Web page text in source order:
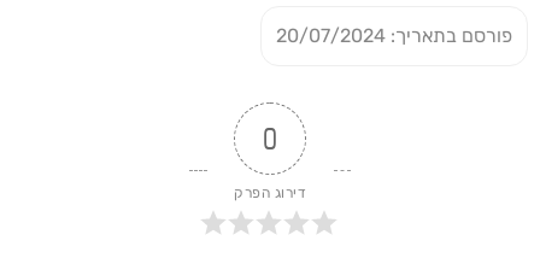
פורסם בתאריך: 20/07/2024
0
דירוג הפרק